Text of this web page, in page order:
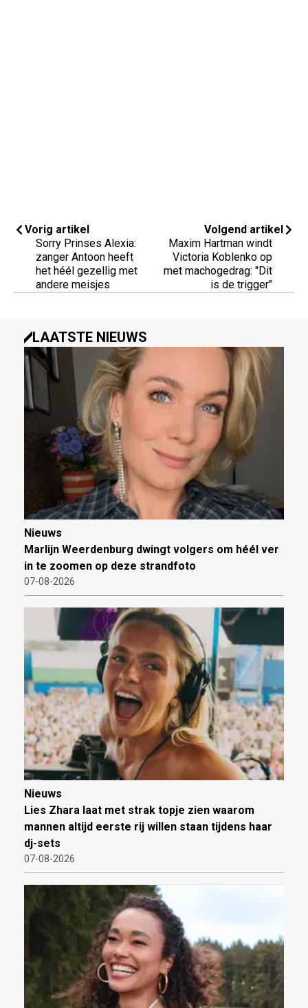
Vorig artikel
Sorry Prinses Alexia:
zanger Antoon heeft
het héél gezellig met
andere meisjes
Volgend artikel
Maxim Hartman windt
Victoria Koblenko op
met machogedrag: "Dit
is de trigger"
LAATSTE NIEUWS
Nieuws
Marlijn Weerdenburg dwingt volgers om héél ver
in te zoomen op deze strandfoto
07-08-2026
Nieuws
Lies Zhara laat met strak topje zien waarom
mannen altijd eerste rij willen staan tijdens haar
dj-sets
07-08-2026